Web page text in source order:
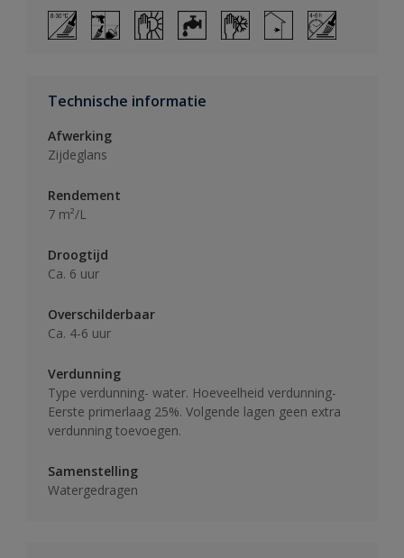
Technische informatie
Afwerking
Zijdeglans
Rendement
7 m²/L
Droogtijd
Ca. 6 uur
Overschilderbaar
Ca. 4-6 uur
Verdunning
Type verdunning- water. Hoeveelheid verdunning-
Eerste primerlaag 25%. Volgende lagen geen extra
verdunning toevoegen.
Samenstelling
Watergedragen